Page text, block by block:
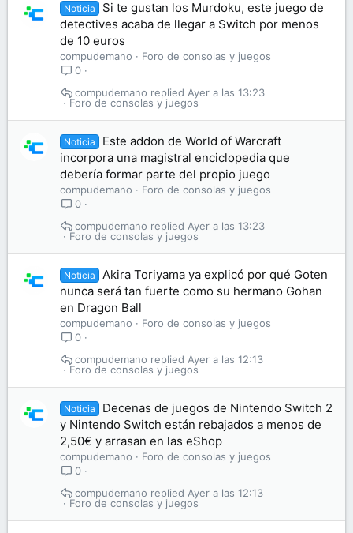
Noticia
Si te gustan los Murdoku, este juego de
detectives acaba de llegar a Switch por menos
de 10 euros
compudemano
Foro de consolas y juegos
0
Foro de consolas y juegos
Ayer a las 13:23
compudemano
Noticia
Este addon de World of Warcraft
incorpora una magistral enciclopedia que
debería formar parte del propio juego
compudemano
Foro de consolas y juegos
0
Foro de consolas y juegos
Ayer a las 13:23
compudemano
Noticia
Akira Toriyama ya explicó por qué Goten
nunca será tan fuerte como su hermano Gohan
en Dragon Ball
compudemano
Foro de consolas y juegos
0
Foro de consolas y juegos
Ayer a las 12:13
compudemano
Noticia
Decenas de juegos de Nintendo Switch 2
y Nintendo Switch están rebajados a menos de
2,50€ y arrasan en las eShop
compudemano
Foro de consolas y juegos
0
Foro de consolas y juegos
Ayer a las 12:13
compudemano